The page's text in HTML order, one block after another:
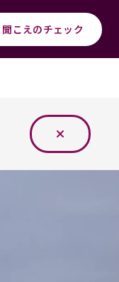
聞こえのチェック